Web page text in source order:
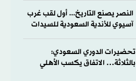
النصر يصنع التاريخ... أول لقب غرب
آسيوي للأندية السعودية للسيدات
تحضيرات الدوري السعودي:
بالثلاثة… الاتفاق يكسب الأهلي